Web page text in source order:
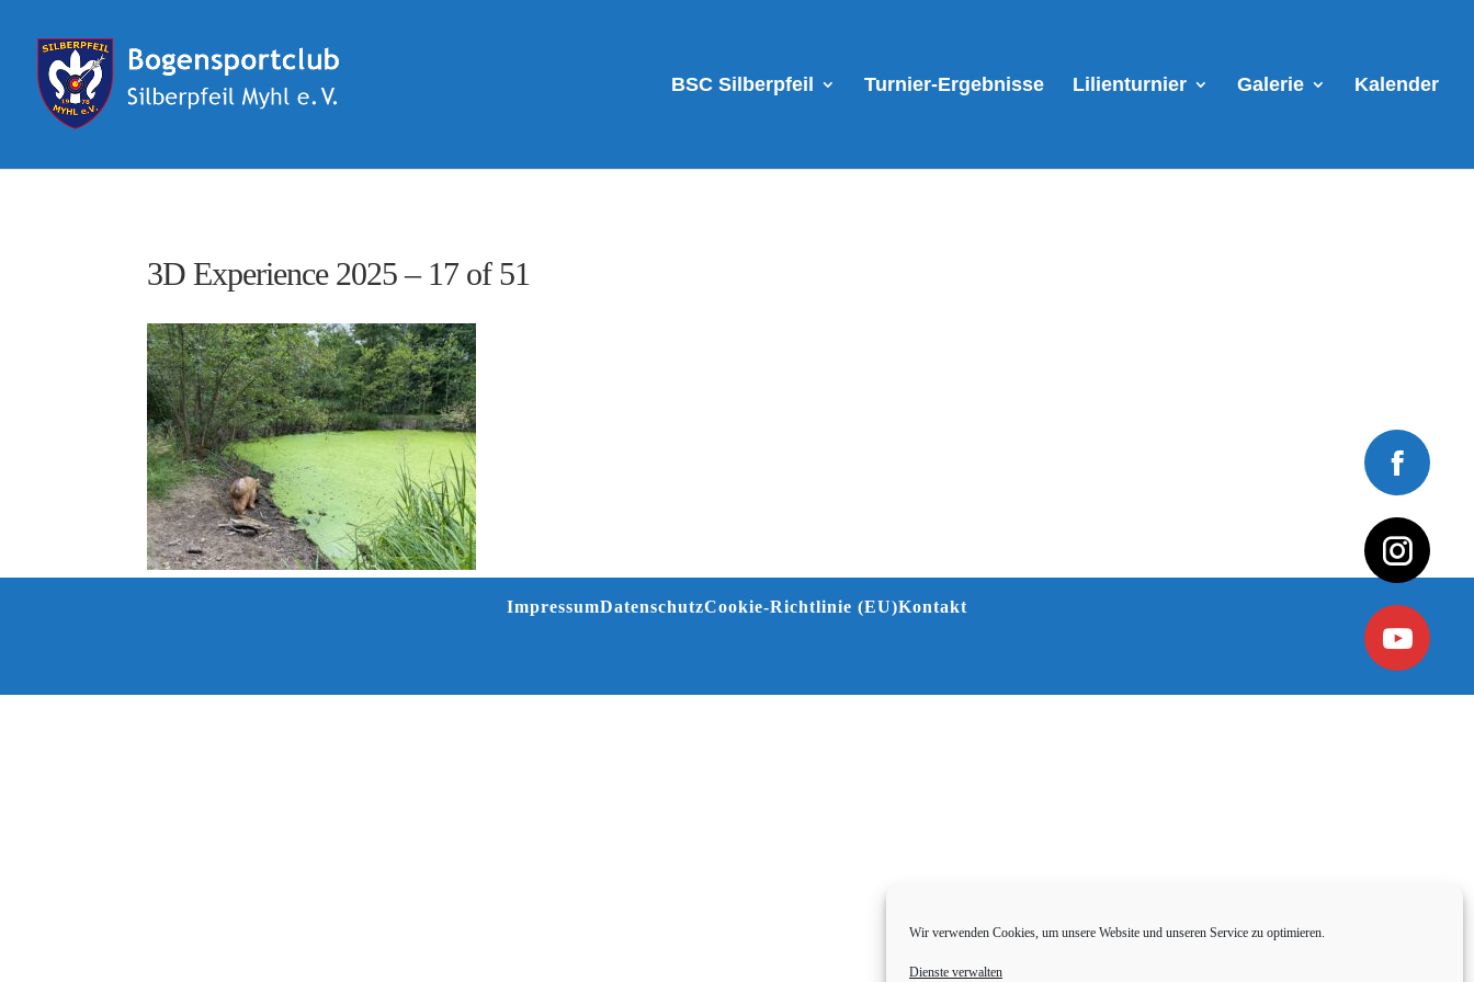
Wir verwenden Cookies, um unsere Website und unseren Service zu optimieren.
Dienste verwalten
BSC Silberpfeil Turnier-Ergebnisse Lilienturnier Galerie Kalender
3D Experience 2025 – 17 of 51
ImpressumDatenschutzCookie-Richtlinie (EU)Kontakt